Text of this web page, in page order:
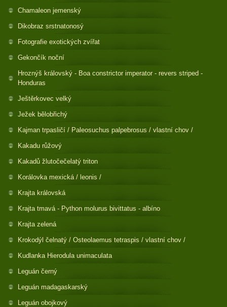
Chamaleon jemenský
Dikobraz srstnatonosý
Fotografie exotických zvířat
Gekončík noční
Hroznýš královský - Boa constrictor imperator - revers striped -
Honduras
Ještěrkovec velký
Ježek bělobřichý
Kajman trpasličí / Paleosuchus palpebrosus / vlastní chov /
Kakadu růžový
Kakadů žlutočečelatý triton
Korálovka mexická / leonis /
Krajta královská
Krajta tmavá - Python molurus bivittatus - albíno
Krajta zelená
Krokodýl čelnatý / Osteolaemus tetraspis / vlastní chov /
Kudlanka Hierodula unimaculata
Leguán černý
Leguán madagaskarský
Leguán obojkový